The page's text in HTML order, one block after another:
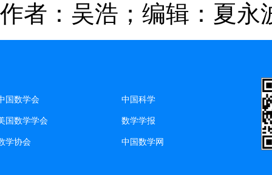
作者：吴浩；编辑：夏永
国数学会 中国科学
国数学学会 数学学报
学协会 中国数学网